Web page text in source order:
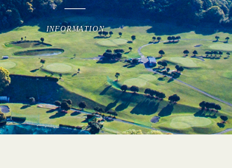
INFORMATION